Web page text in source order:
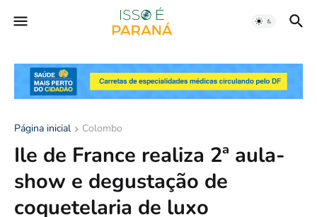
Página inicial Colombo
Ile de France realiza 2ª aula-
show e degustação de
coquetelaria de luxo